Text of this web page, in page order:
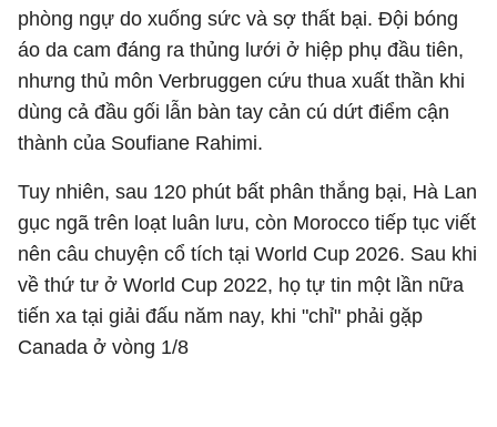
phòng ngự do xuống sức và sợ thất bại. Đội bóng
áo da cam đáng ra thủng lưới ở hiệp phụ đầu tiên,
nhưng thủ môn Verbruggen cứu thua xuất thần khi
dùng cả đầu gối lẫn bàn tay cản cú dứt điểm cận
thành của Soufiane Rahimi.
Tuy nhiên, sau 120 phút bất phân thắng bại, Hà Lan
gục ngã trên loạt luân lưu, còn Morocco tiếp tục viết
nên câu chuyện cổ tích tại World Cup 2026. Sau khi
về thứ tư ở World Cup 2022, họ tự tin một lần nữa
tiến xa tại giải đấu năm nay, khi "chỉ" phải gặp
Canada ở vòng 1/8